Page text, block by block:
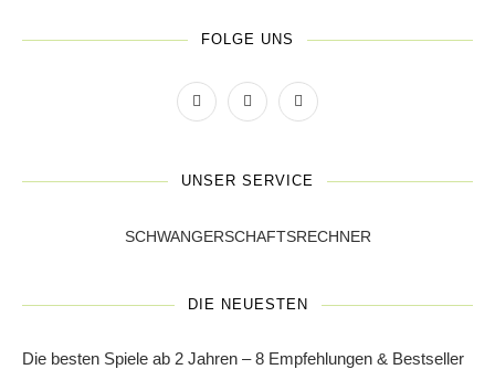
FOLGE UNS
UNSER SERVICE
SCHWANGERSCHAFTSRECHNER
DIE NEUESTEN
Die besten Spiele ab 2 Jahren – 8 Empfehlungen & Bestseller